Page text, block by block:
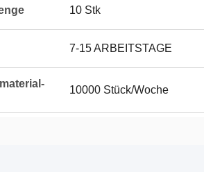
10 Stk
7-15 ARBEITSTAGE
10000 Stück/Woche